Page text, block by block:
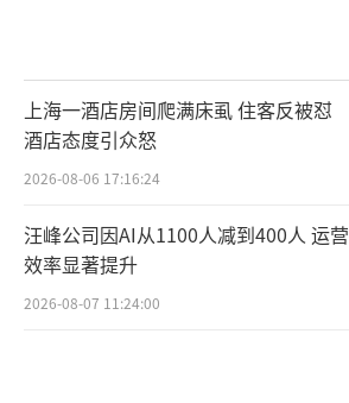
上海一酒店房间爬满床虱 住客反被怼
酒店态度引众怒
2026-08-06 17:16:24
汪峰公司因AI从1100人减到400人 运营
效率显著提升
2026-08-07 11:24:00